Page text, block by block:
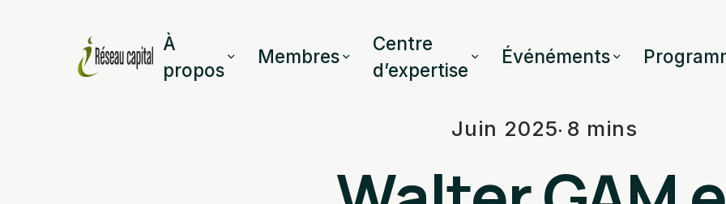
À
propos
Membres
Centre
d’expertise
Événéments
Juin 2025 8 mins